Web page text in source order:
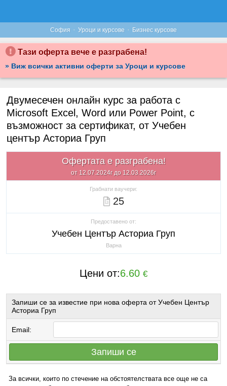
София · Уроци и курсове · Бизнес курсове
Тази оферта вече е разграбена!
» Виж всички активни оферти за Уроци и курсове
Двумесечен онлайн курс за работа с
Microsoft Excel, Word или Power Point, с
възможност за сертификат, от Учебен
център Асториа Груп
Офертата е разграбена!
от 12.07.2024г до 12.03.2026г
Грабнати ваучери:
25
Предоставено от:
Учебен Център Асториа Груп
Варна
Цени от:6.60 €
Запиши се за известие при нова оферта от Учебен Център
Асториа Груп
Email:
Запиши се
За всички, които по стечение на обстоятелствата все още не са